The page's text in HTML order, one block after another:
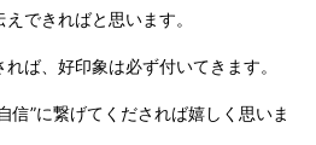
できればと思います。
ば、好印象は必ず付いてきます。
信”に繋げてくだされば嬉しく思いま